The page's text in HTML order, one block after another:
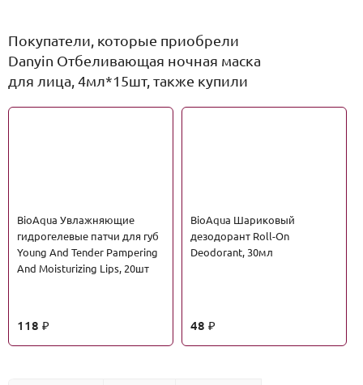
Покупатели, которые приобрели
Danyin Отбеливающая ночная маска
для лица, 4мл*15шт, также купили
BioAqua Увлажняющие
гидрогелевые патчи для губ
Young And Tender Pampering
And Moisturizing Lips, 20шт
118 ₽
BioAqua Шариковый
дезодорант Roll-On
Deodorant, 30мл
48 ₽